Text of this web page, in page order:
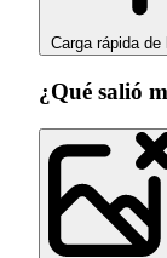
Carga rápida de
¿Qué salió